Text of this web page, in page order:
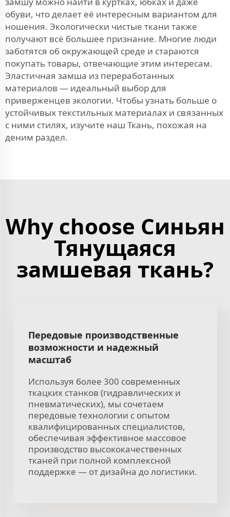
обуви, что делает её интересным вариантом для
ношения. Экологически чистые ткани также
получают всё большее признание. Многие люди
заботятся об окружающей среде и стараются
покупать товары, отвечающие этим интересам.
Эластичная замша из переработанных
материалов — идеальный выбор для
приверженцев экологии. Чтобы узнать больше о
устойчивых текстильных материалах и связанных
с ними стилях, изучите наш Ткань, похожая на
деним раздел.
Why choose Синьян
Тянущаяся
замшевая ткань?
Передовые производственные
возможности и надежный
масштаб
Используя более 300 современных
ткацких станков (гидравлических и
пневматических), мы сочетаем
передовые технологии с опытом
квалифицированных специалистов,
обеспечивая эффективное массовое
производство высококачественных
тканей при полной комплексной
поддержке — от дизайна до логистики.